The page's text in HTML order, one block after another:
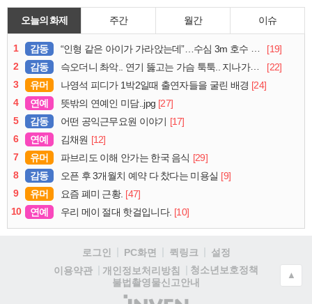
오늘의 화제 주간 월간 이슈
1 감동 “인형 같은 아이가 가라앉는데”…수심 3m 호수 뛰어든 60대 의인
[19]
2
감동 슥오더니 촤악.. 연기 뚫고는 가슴 툭툭.. 지나가던 아재의 정체
[22]
3
유머 나영석 피디가 1박2일때 출연자들을 굴린 배경 [24]
4
연예 뜻밖의 연예인 미담..jpg [27]
5
감동 어떤 공익근무요원 이야기 [17]
6
연예 김채원 [12]
7
유머 파브리도 이해 안가는 한국 음식 [29]
8
감동 오픈 후 3개월치 예약 다 찼다는 미용실 [9]
9
유머 요즘 폐미 근황. [47]
10
연예 우리 메이 절대 핫걸입니다. [10]
로그인 PC화면 퀵링크
설정
이용약관
개인정보처리방침
청소년보호정책
불법촬영물신고안내
(주)
▲